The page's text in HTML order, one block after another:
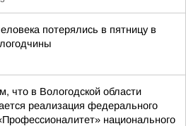
потерялись в пятницу в
что в Вологодской области
реализация федерального
национального